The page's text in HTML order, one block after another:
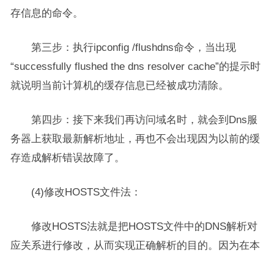
存信息的命令。
第三步：执行ipconfig /flushdns命令，当出现
“successfully flushed the dns resolver cache”的提示时
就说明当前计算机的缓存信息已经被成功清除。
第四步：接下来我们再访问域名时，就会到Dns服
务器上获取最新解析地址，再也不会出现因为以前的缓
存造成解析错误故障了。
(4)修改HOSTS文件法：
修改HOSTS法就是把HOSTS文件中的DNS解析对
应关系进行修改，从而实现正确解析的目的。因为在本